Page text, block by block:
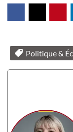
Politique &